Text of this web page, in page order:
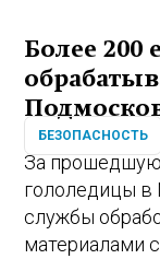
Более 200
БЕЗОПАСНОСТЬ
За прошедшую
гололедицы
службы
материалами